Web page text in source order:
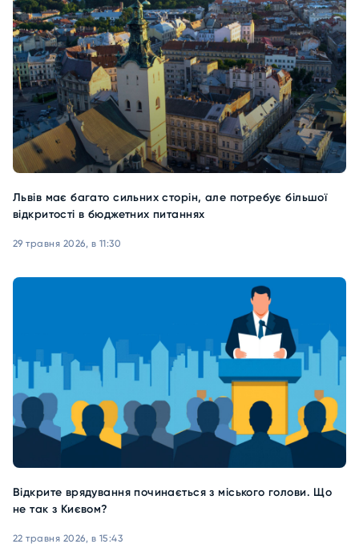
Львів має багато сильних сторін, але потребує більшої
відкритості в бюджетних питаннях
29 травня 2026, в 11:30
Відкрите врядування починається з міського голови. Що
не так з Києвом?
22 травня 2026, в 15:43